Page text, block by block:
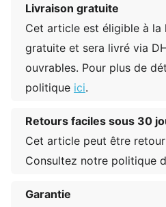
Livraison gratuite
Cet article est éligible à la
gratuite et sera livré via
ouvrables. Pour plus de
politique ici.
Retours faciles sous 30
Cet article peut être
Consultez notre politique
Garantie